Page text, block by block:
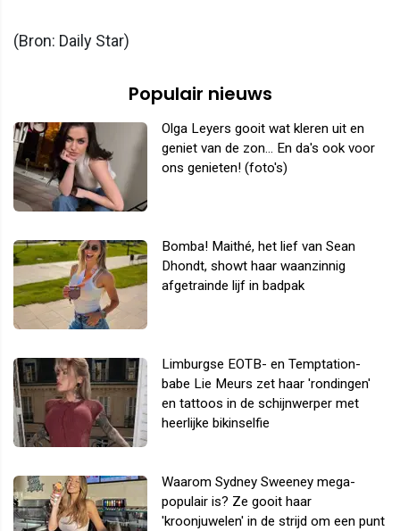
(Bron: Daily Star)
Populair nieuws
Olga Leyers gooit wat kleren uit en
geniet van de zon... En da's ook voor
ons genieten! (foto's)
Bomba! Maithé, het lief van Sean
Dhondt, showt haar waanzinnig
afgetrainde lijf in badpak
Limburgse EOTB- en Temptation-
babe Lie Meurs zet haar 'rondingen'
en tattoos in de schijnwerper met
heerlijke bikinselfie
Waarom Sydney Sweeney mega-
populair is? Ze gooit haar
'kroonjuwelen' in de strijd om een punt